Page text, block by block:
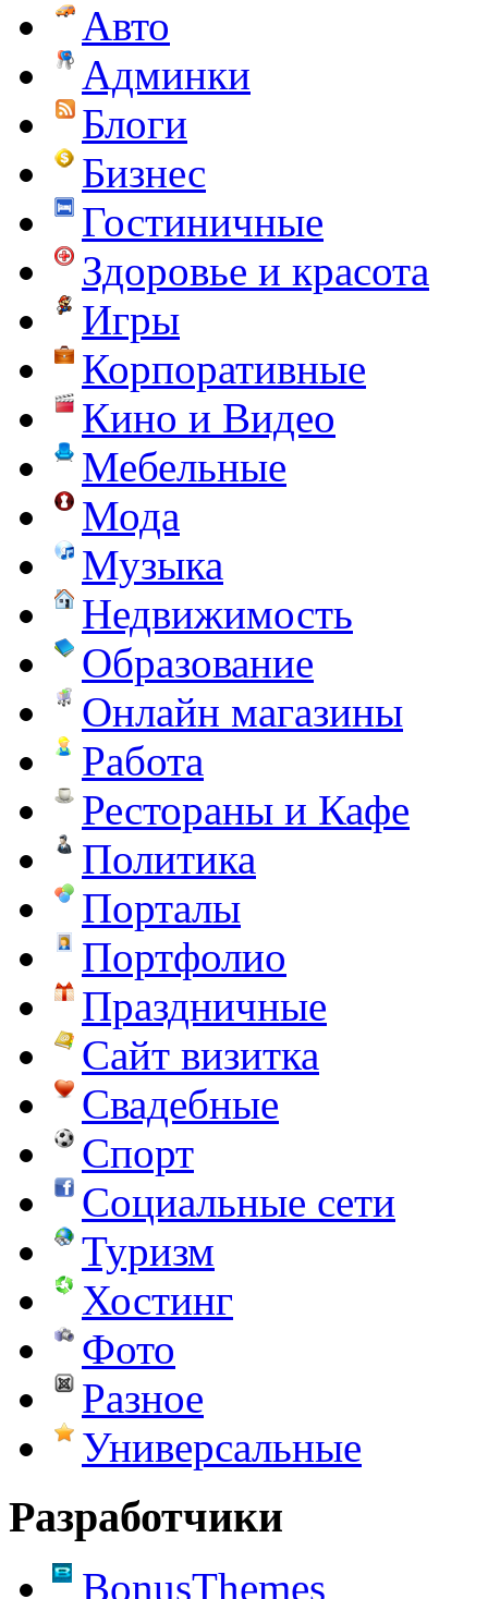
Авто
Админки
Блоги
Бизнес
Гостиничные
Здоровье и красота
Игры
Корпоративные
Кино и Видео
Мебельные
Мода
Музыка
Недвижимость
Образование
Онлайн магазины
Работа
Рестораны и Кафе
Политика
Порталы
Портфолио
Праздничные
Сайт визитка
Свадебные
Спорт
Социальные сети
Туризм
Хостинг
Фото
Разное
Универсальные
Разработчики
BonusThemes